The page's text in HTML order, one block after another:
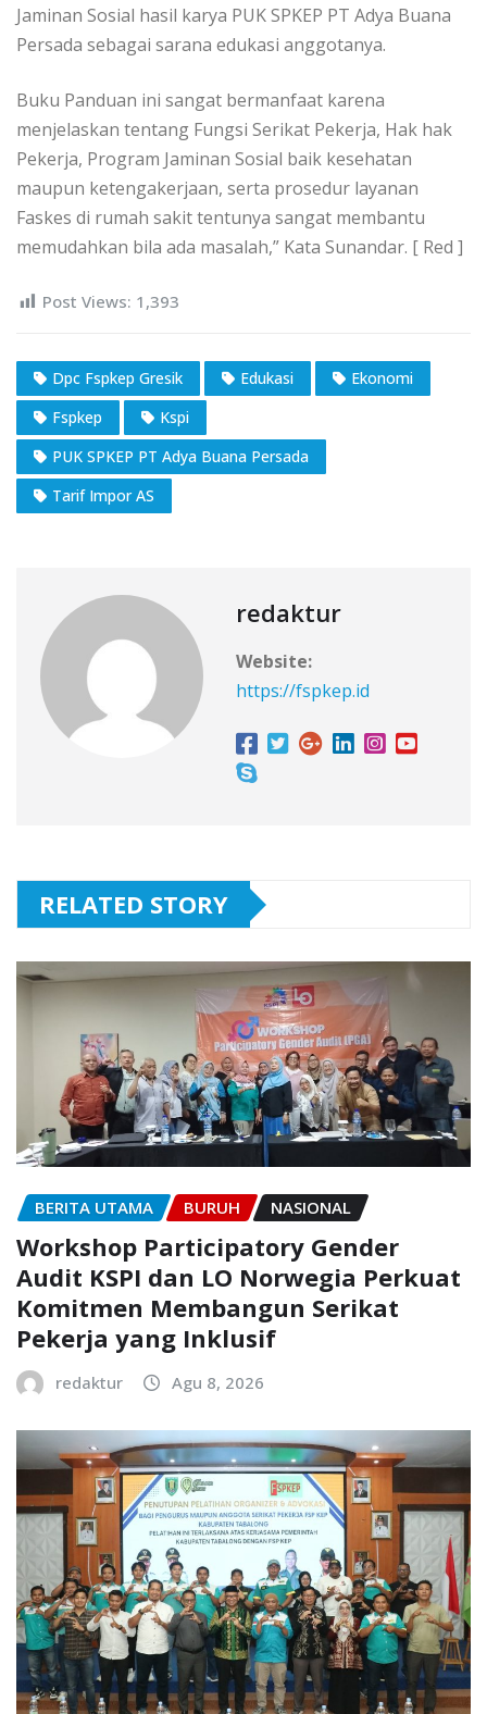
Jaminan Sosial hasil karya PUK SPKEP PT Adya Buana
Persada sebagai sarana edukasi anggotanya.
Buku Panduan ini sangat bermanfaat karena
menjelaskan tentang Fungsi Serikat Pekerja, Hak hak
Pekerja, Program Jaminan Sosial baik kesehatan
maupun ketengakerjaan, serta prosedur layanan
Faskes di rumah sakit tentunya sangat membantu
memudahkan bila ada masalah,” Kata Sunandar. [ Red ]
Post Views: 1,393
Dpc Fspkep Gresik Edukasi
Ekonomi
Fspkep
Kspi
PUK SPKEP PT Adya Buana Persada
Tarif Impor AS
redaktur
Website:
https://fspkep.id
RELATED STORY
BERITA UTAMA BURUH NASIONAL
Workshop Participatory Gender
Audit KSPI dan LO Norwegia Perkuat
Komitmen Membangun Serikat
Pekerja yang Inklusif
redaktur Agu 8, 2026